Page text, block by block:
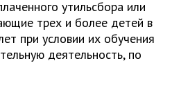
утильсбора или
трех и более детей в
при условии их обучения
деятельность, по